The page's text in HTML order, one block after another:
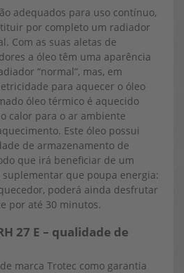
adequados para uso contínuo,
por completo um radiador
Com as suas aletas de
a óleo têm uma aparência
“normal”, mas, em
para aquecer o óleo
óleo térmico é aquecido
calor para o ar ambiente
Este óleo possui
de armazenamento de
que irá beneficiar de um
que poupa energia:
poderá ainda desfrutar
por até 30 minutos.
27 E – qualidade de
marca Trotec como garantia